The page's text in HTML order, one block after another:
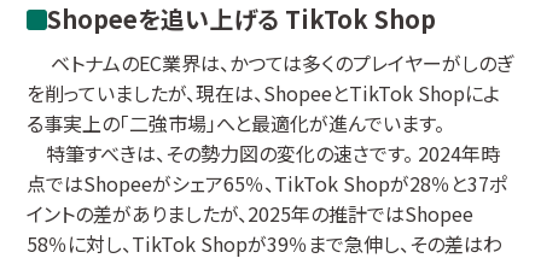
Shopeeを追い上げる TikTok Shop
ベトナムのEC業界は、かつては多くのプレイヤーがしのぎ
を削っていましたが、現在は、ShopeeとTikTok Shopによ
る事実上の「二強市場」へと最適化が進んでいます。
特筆すべきは、その勢力図の変化の速さです。 2024年時
点ではShopeeがシェア65％、TikTok Shopが28％と37ポ
イントの差がありましたが、2025年の推計ではShopee
58％に対し、TikTok Shopが39％まで急伸し、その差はわ